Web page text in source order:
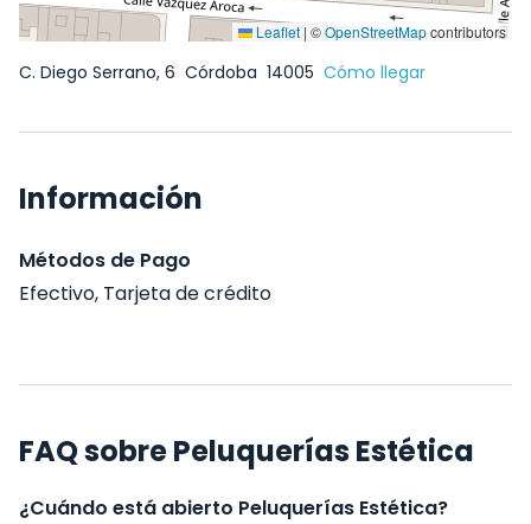
Leaflet | ©OpenStreetMapcontributors
C. Diego Serrano, 6 Córdoba 14005 Cómo llegar
Información
Métodos de Pago
Efectivo, Tarjeta de crédito
FAQ sobre Peluquerías Estética
¿Cuándo está abierto Peluquerías Estética?